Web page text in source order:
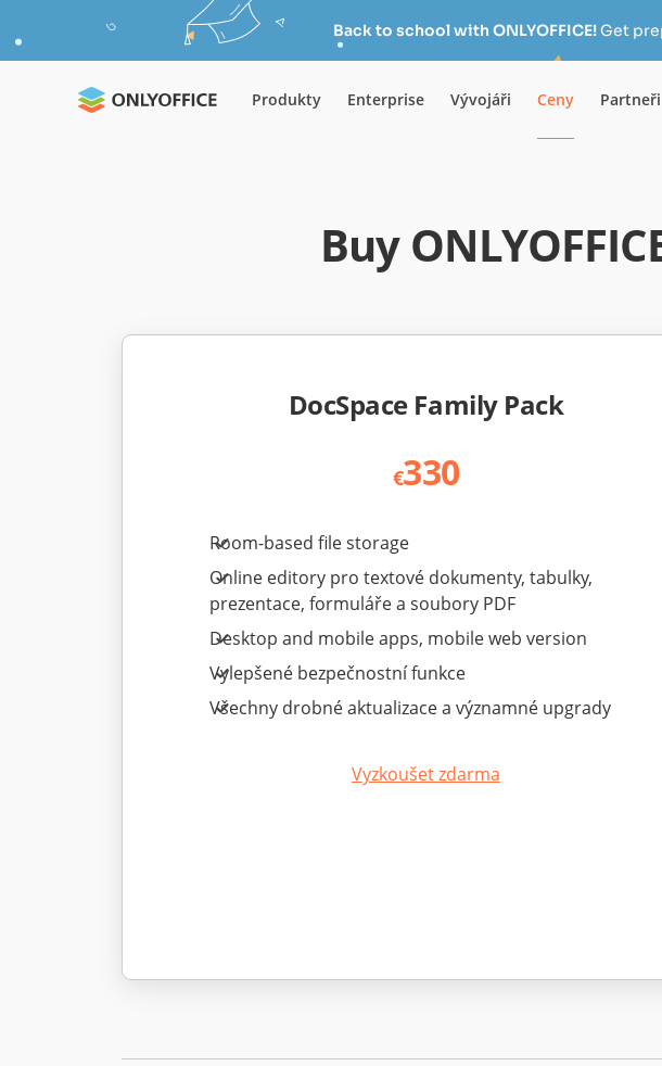
Back to school with ONLYOFFICE!Get
Produkty Enterprise Vývojáři Ceny Partneři
Buy
DocSpace Family Pack
€330
Room-based file storage
Online editory pro textové dokumenty, tabulky,
prezentace, formuláře a soubory PDF
Desktop and mobile apps, mobile web version
Vylepšené bezpečnostní funkce
Všechny drobné aktualizace a významné upgrady
Vyzkoušet zdarma